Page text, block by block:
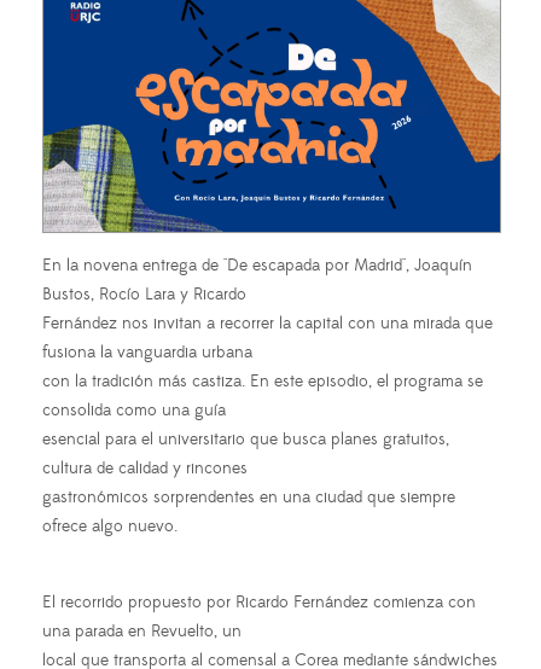
En la novena entrega de "De escapada por Madrid", Joaquín
Bustos, Rocío Lara y Ricardo
Fernández nos invitan a recorrer la capital con una mirada que
fusiona la vanguardia urbana
con la tradición más castiza. En este episodio, el programa se
consolida como una guía
esencial para el universitario que busca planes gratuitos,
cultura de calidad y rincones
gastronómicos sorprendentes en una ciudad que siempre
ofrece algo nuevo.
El recorrido propuesto por Ricardo Fernández comienza con
una parada en Revuelto, un
local que transporta al comensal a Corea mediante sándwiches